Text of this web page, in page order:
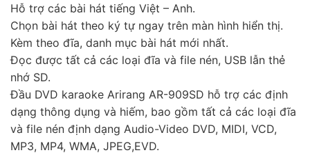
Hỗ trợ các bài hát tiếng Việt – Anh.
Chọn bài hát theo ký tự ngay trên màn hình hiển thị.
Kèm theo đĩa, danh mục bài hát mới nhất.
Đọc được tất cả các loại đĩa và file nén, USB lẫn thẻ
nhớ SD.
Đầu DVD karaoke Arirang AR-909SD hỗ trợ các định
dạng thông dụng và hiếm, bao gồm tất cả các loại đĩa
và file nén định dạng Audio-Video DVD, MIDI, VCD,
MP3, MP4, WMA, JPEG,EVD.